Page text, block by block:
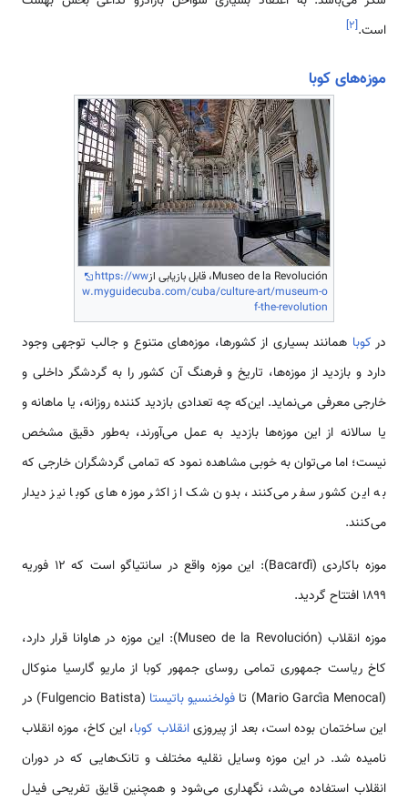
است.[۲]
موزه‌های کوبا
Museo de la Revolución، قابل بازیابی از
https://ww
w.myguidecuba.com/cuba/culture-art/museum-o
f-the-revolution
در کوبا همانند بسیاری از کشورها، موزه‌های متنوع و جالب توجهی وجود
دارد و بازدید از موزه‌ها، تاریخ و فرهنگ آن کشور را به گردشگر داخلی و
خارجی معرفی می‌نماید. این‌که چه تعدادی بازدید کننده روزانه، یا ماهانه و
یا سالانه از این موزه‌ها بازدید به عمل می‌آورند، به‌طور دقیق مشخص
نیست؛ اما می‌توان به خوبی مشاهده نمود که تمامی گردشگران خارجی که
به این کشور سفر می‌کنند، بدون شک از اکثر موزه های کوبا نیز دیدار
می‌کنند.
موزه باکاردی (Bacardí): این موزه واقع در سانتیاگو است که ۱۲ فوریه
۱۸۹۹ افتتاح گردید.
موزه انقلاب (Museo de la Revolución): این موزه در هاوانا قرار دارد،
کاخ ریاست جمهوری تمامی روسای جمهور کوبا از ماریو گارسیا منوکال
(Mario García Menocal) تا
فولخنسیو باتیستا
(Fulgencio Batista) در
این ساختمان بوده است، بعد از پیروزیانقلاب کوبا، این کاخ، موزه انقلاب
نامیده شد. در این موزه وسایل نقلیه مختلف و تانک‌هایی که در دوران
انقلاب استفاده می‌شد، نگهداری می‌شود و همچنین قایق تفریحی فیدل